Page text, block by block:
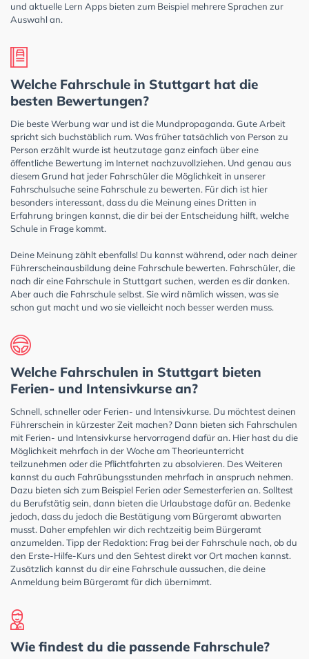
und aktuelle Lern Apps bieten zum Beispiel mehrere Sprachen zur
Auswahl an.
Welche Fahrschule in Stuttgart hat die
besten Bewertungen?
Die beste Werbung war und ist die Mundpropaganda. Gute Arbeit
spricht sich buchstäblich rum. Was früher tatsächlich von Person zu
Person erzählt wurde ist heutzutage ganz einfach über eine
öffentliche Bewertung im Internet nachzuvollziehen. Und genau aus
diesem Grund hat jeder Fahrschüler die Möglichkeit in unserer
Fahrschulsuche seine Fahrschule zu bewerten. Für dich ist hier
besonders interessant, dass du die Meinung eines Dritten in
Erfahrung bringen kannst, die dir bei der Entscheidung hilft, welche
Schule in Frage kommt.
Deine Meinung zählt ebenfalls! Du kannst während, oder nach deiner
Führerscheinausbildung deine Fahrschule bewerten. Fahrschüler, die
nach dir eine Fahrschule in Stuttgart suchen, werden es dir danken.
Aber auch die Fahrschule selbst. Sie wird nämlich wissen, was sie
schon gut macht und wo sie vielleicht noch besser werden muss.
Welche Fahrschulen in Stuttgart bieten
Ferien- und Intensivkurse an?
Schnell, schneller oder Ferien- und Intensivkurse. Du möchtest deinen
Führerschein in kürzester Zeit machen? Dann bieten sich Fahrschulen
mit Ferien- und Intensivkurse hervorragend dafür an. Hier hast du die
Möglichkeit mehrfach in der Woche am Theorieunterricht
teilzunehmen oder die Pflichtfahrten zu absolvieren. Des Weiteren
kannst du auch Fahrübungsstunden mehrfach in anspruch nehmen.
Dazu bieten sich zum Beispiel Ferien oder Semesterferien an. Solltest
du Berufstätig sein, dann bieten die Urlaubstage dafür an. Bedenke
jedoch, dass du jedoch die Bestätigung vom Bürgeramt abwarten
musst. Daher empfehlen wir dich rechtzeitig beim Bürgeramt
anzumelden. Tipp der Redaktion: Frag bei der Fahrschule nach, ob du
den Erste-Hilfe-Kurs und den Sehtest direkt vor Ort machen kannst.
Zusätzlich kannst du dir eine Fahrschule aussuchen, die deine
Anmeldung beim Bürgeramt für dich übernimmt.
Wie findest du die passende Fahrschule?